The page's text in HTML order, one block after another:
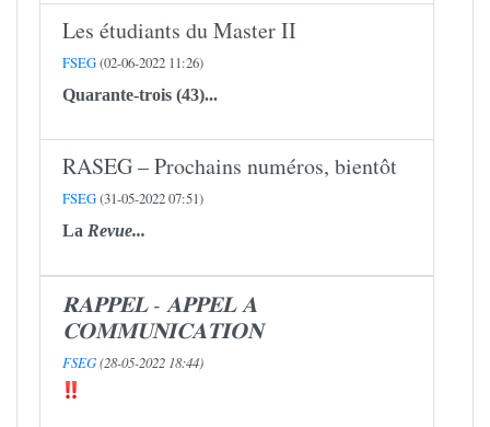
Les étudiants du Master II
FSEG(02-06-2022 11:26)
Quarante-trois (43)...
RASEG – Prochains numéros, bientôt
FSEG(31-05-2022 07:51)
La Revue...
𝐑𝐀𝐏𝐏𝐄𝐋 - 𝐀𝐏𝐏𝐄𝐋 𝐀
𝐂𝐎𝐌𝐌𝐔𝐍𝐈𝐂𝐀𝐓𝐈𝐎𝐍
FSEG(28-05-2022 18:44)